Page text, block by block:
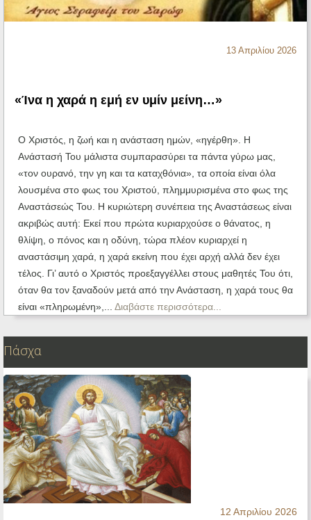
Ηχητικά
13 Απριλίου 2026
«Ίνα η χαρά η εμή εν υμίν μείνη…»
Ο Χριστός, η ζωή και η ανάσταση ημών, «ηγέρθη». Η
Ανάστασή Του μάλιστα συμπαρασύρει τα πάντα γύρω μας,
«τον ουρανό, την γη και τα καταχθόνια», τα οποία είναι όλα
λουσμένα στο φως του Χριστού, πλημμυρισμένα στο φως της
Αναστάσεώς Του. Η κυριώτερη συνέπεια της Αναστάσεως είναι
ακριβώς αυτή: Εκεί που πρώτα κυριαρχούσε ο θάνατος, η
θλίψη, ο πόνος και η οδύνη, τώρα πλέον κυριαρχεί η
αναστάσιμη χαρά, η χαρά εκείνη που έχει αρχή αλλά δεν έχει
τέλος. Γι’ αυτό ο Χριστός προεξαγγέλλει στους μαθητές Του ότι,
όταν θα τον ξαναδούν μετά από την Ανάσταση, η χαρά τους θα
είναι «πληρωμένη»,... Διαβάστε περισσότερα...
Πάσχα
12 Απριλίου 2026